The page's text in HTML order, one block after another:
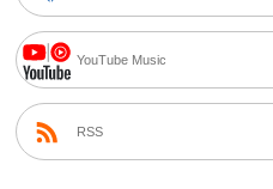
YouTube Music
RSS